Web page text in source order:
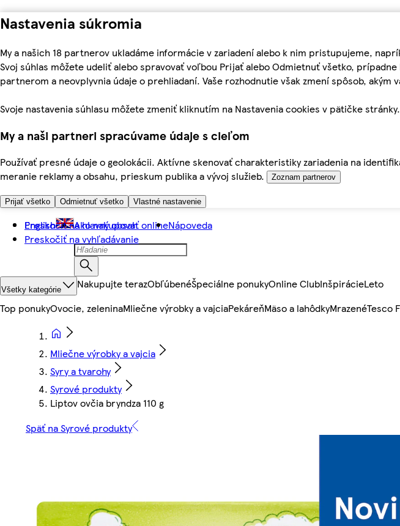
Nastavenia súkromia
My a našich 18 partnerov ukladáme informácie v zariadení alebo k nim pristupujeme,
Svoj súhlas môžete udeliť alebo spravovať voľbou Prijať alebo Odmietnuť všetko,
partnerom a neovplyvnia údaje o prehliadaní. Vaše rozhodnutie však zmení spôsob, akým
Svoje nastavenia súhlasu môžete zmeniť kliknutím na Nastavenia cookies v pätičke stránky.
My a naši partneri spracúvame údaje s cieľom
Používať presné údaje o geolokácii. Aktívne skenovať charakteristiky zariadenia na
meranie reklamy a obsahu, prieskum publika a vývoj služieb.
Zoznam partnerov
Prijať všetko Odmietnuť všetko Vlastné nastavenie
Preskočiť na hlavný obsah
Preskočiť na vyhľadávanie
English Ako nakupovať onlineNápoveda
Všetky kategórie Nakupujte terazObľúbenéŠpeciálne ponukyOnline ClubInšpirácieLeto
Top ponukyOvocie, zeleninaMliečne výrobky a vajciaPekáreňMäso a lahôdkyMrazenéTesco
Mliečne výrobky a vajcia
Syry a tvarohy
Syrové produkty
Liptov ovčia bryndza 110 g
Späť na Syrové produkty